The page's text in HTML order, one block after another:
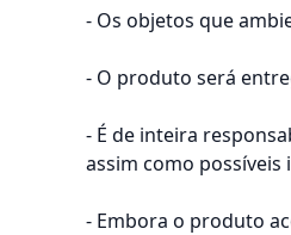
- Os objetos que
- O produto será
- É de inteira
assim como
- Embora o produto